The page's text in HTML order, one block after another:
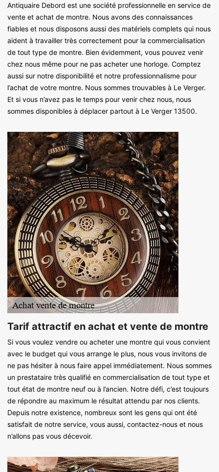
Antiquaire Debord est une société professionnelle en service de
vente et achat de montre. Nous avons des connaissances
fiables et nous disposons aussi des matériels complets qui nous
aident à travailler très correctement pour la commercialisation
de tout type de montre. Bien évidemment, vous pouvez venir
chez nous même pour ne pas acheter une horloge. Comptez
aussi sur notre disponibilité et notre professionnalisme pour
l’achat de votre montre. Nous sommes trouvables à Le Verger.
Et si vous n’avez pas le temps pour venir chez nous, nous
sommes disponibles à déplacer partout à Le Verger 13500.
Tarif attractif en achat et vente de montre
Si vous voulez vendre ou acheter une montre qui vous convient
avec le budget qui vous arrange le plus, nous vous invitons de
ne pas hésiter à nous faire appel immédiatement. Nous sommes
un prestataire très qualifié en commercialisation de tout type et
tout état de montre neuf ou à l’ancien. Notre défi, c’est toujours
de répondre au maximum le résultat attendu par nos clients.
Depuis notre existence, nombreux sont les gens qui ont été
satisfait de notre service, vous aussi, contactez-nous et nous
n’allons pas vous décevoir.